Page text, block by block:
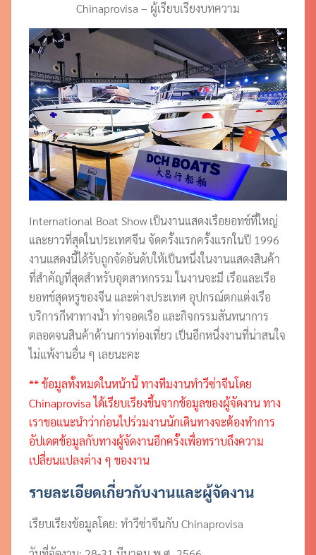
Chinaprovisa – ผู้เรียบเรียงบทความ
International Boat Show เป็นงานแสดงเรือยอทช์ที่ใหญ่
และยาวที่สุดในประเทศจีน จัดครั้งแรกครั้งแรกในปี 1996
งานแสดงนี้ได้รับถูกจัดอันดับให้เป็นหนึ่งในงานแสดงสินค้า
ที่สำคัญที่สุดสำหรับอุตสาหกรรม ในงานจะมี เรือและเรือ
ยอทช์สุดหรูของจีน และต่างประเทศ อุปกรณ์ตกแต่งเรือ
บริการกีฬาทางน้ำ ท่าจอดเรือ และกิจกรรมสันทนาการ
ตลอดจนสินค้าด้านการท่องเที่ยว เป็นอีกหนึ่งงานที่น่าสนใจ
ไม่แพ้งานอื่น ๆ เลยนะคะ
** ข้อมูลทั้งหมดในหน้านี้ ทางทีมงานทำวีซ่าจีนโดย
Chinaprovisa ได้เรียบเรียงขึ้นจากข้อมูลของผู้จัดงาน ทาง
เราขอแนะนำว่าก่อนไปร่วมงานนักเดินทางจะต้องทำการ
อัปเดตข้อมูลกับทางผู้จัดงานอีกครั้งเพื่อทราบถึงความ
เปลี่ยนแปลงต่าง ๆ ของงาน
รายละเอียดเกี่ยวกับงานและผู้จัดงาน
เรียบเรียงข้อมูลโดย: ทำวีซ่าจีนกับ Chinaprovisa